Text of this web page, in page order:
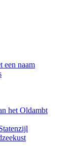
een naam
het Oldambt